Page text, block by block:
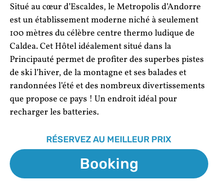
Situé au cœur d’Escaldes, le Metropolis d’Andorre
est un établissement moderne niché à seulement
100 mètres du célèbre centre thermo ludique de
Caldea. Cet Hôtel idéalement situé dans la
Principauté permet de profiter des superbes pistes
de ski l’hiver, de la montagne et ses balades et
randonnées l’été et des nombreux divertissements
que propose ce pays ! Un endroit idéal pour
recharger les batteries.
RÉSERVEZ AU MEILLEUR PRIX
Booking